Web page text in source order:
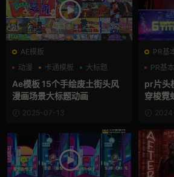
AE模板
动漫
卡通模板 大标题
Ae模板 15个手绘废土街头风
漫画场景大标题动画
2025-07-13
PR基
PR基
pr片头
穿梭霓